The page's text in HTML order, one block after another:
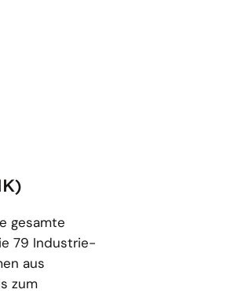
gesamte
79 Industrie-
aus
zum